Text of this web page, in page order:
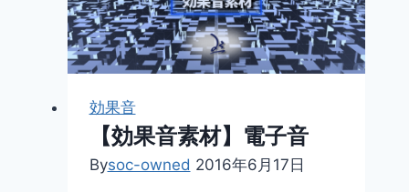
レ
タ
ー
5
月
効果音
【効果音素材】電子音
Bysoc-owned 2016年6月17日